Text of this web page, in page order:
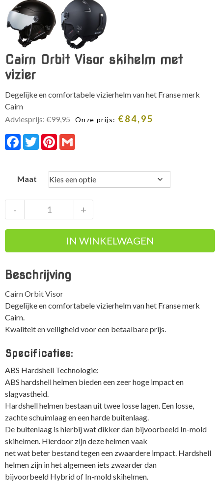
Cairn Orbit Visor skihelm met
vizier
Degelijke en comfortabele vizierhelm van het Franse merk
Cairn
Adviesprijs:€99,95 Onze prijs: €84,95
Facebook
TwitterPinterest
Maat
Orbit
Visor
met
aantal
+
-
IN WINKELWAGEN
Beschrijving
Cairn Orbit Visor
Degelijke en comfortabele vizierhelm van het Franse merk
Cairn.
Kwaliteit en veiligheid voor een betaalbare prijs.
Specificaties:
ABS Hardshell Technologie:
ABS hardshell helmen bieden een zeer hoge impact en
slagvastheid.
Hardshell helmen bestaan uit twee losse lagen. Een losse,
zachte schuimlaag en een harde buitenlaag.
De buitenlaag is hierbij wat dikker dan bijvoorbeeld In-mold
skihelmen. Hierdoor zijn deze helmen vaak
net wat beter bestand tegen een zwaardere impact. Hardshell
helmen zijn in het algemeen iets zwaarder dan
bijvoorbeeld Hybrid of In-mold skihelmen.